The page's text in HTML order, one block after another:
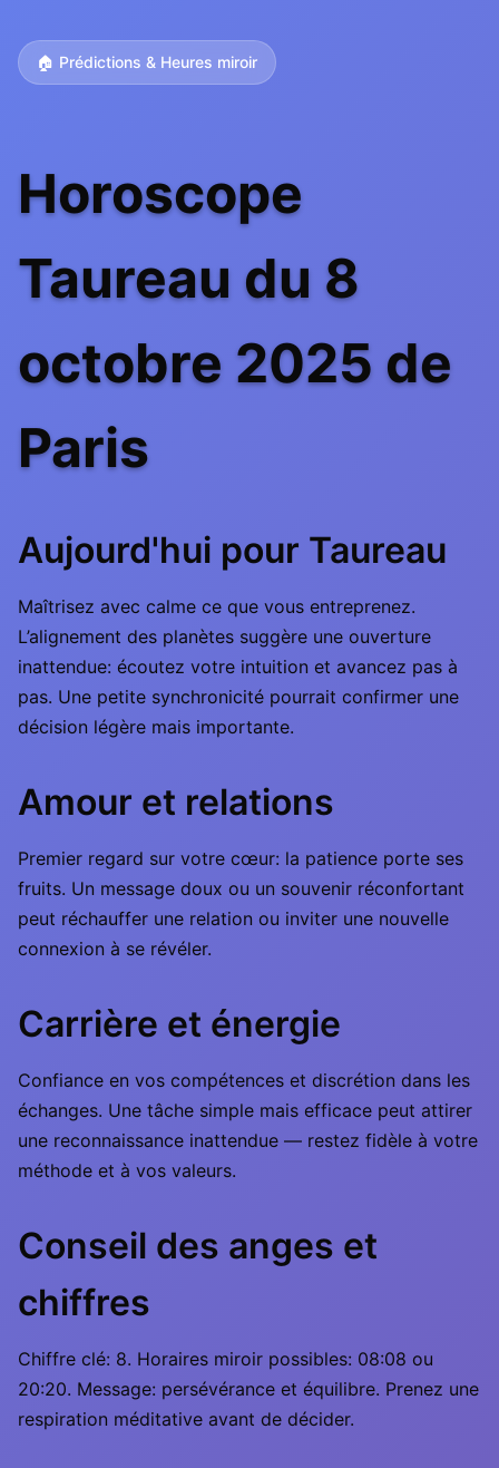
🏠 Prédictions & Heures miroir
Horoscope
Taureau du 8
octobre 2025 de
Paris
Aujourd'hui pour Taureau
Maîtrisez avec calme ce que vous entreprenez.
L’alignement des planètes suggère une ouverture
inattendue: écoutez votre intuition et avancez pas à
pas. Une petite synchronicité pourrait confirmer une
décision légère mais importante.
Amour et relations
Premier regard sur votre cœur: la patience porte ses
fruits. Un message doux ou un souvenir réconfortant
peut réchauffer une relation ou inviter une nouvelle
connexion à se révéler.
Carrière et énergie
Confiance en vos compétences et discrétion dans les
échanges. Une tâche simple mais efficace peut attirer
une reconnaissance inattendue — restez fidèle à votre
méthode et à vos valeurs.
Conseil des anges et
chiffres
Chiffre clé: 8. Horaires miroir possibles: 08:08 ou
20:20. Message: persévérance et équilibre. Prenez une
respiration méditative avant de décider.